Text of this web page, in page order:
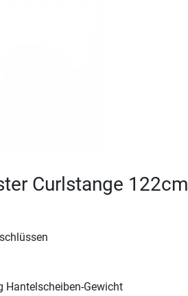
Curlstange 122cm
Hantelscheiben-Gewicht